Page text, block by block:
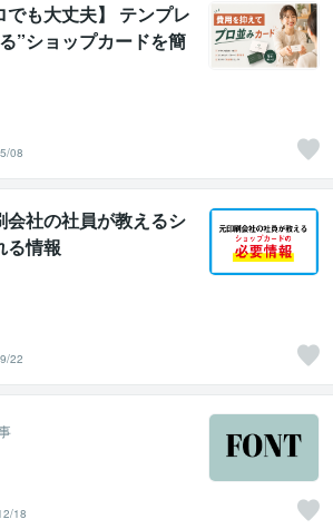
でも大丈夫】 テンプレ
”ショップカードを簡
08
会社の社員が教えるシ
る情報
22
18